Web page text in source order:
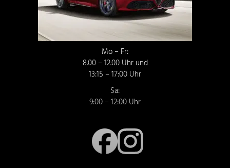
Mo – Fr:
8.00 – 12.00 Uhr und
13:15 – 17:00 Uhr
Sa:
9:00 – 12:00 Uhr